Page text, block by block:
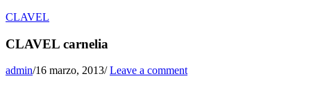
CLAVEL
CLAVEL carnelia
admin/16 marzo, 2013/Leave a comment